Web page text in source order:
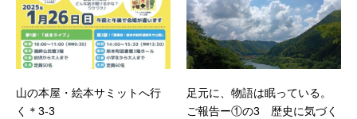
山の本屋・絵本サミットへ行
く＊3-3
足元に、物語は眠っている。
ご報告ー①の3 歴史に気づく